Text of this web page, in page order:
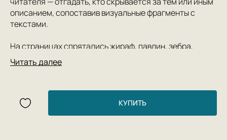
описанием, сопоставив визуальные фрагменты с
текстами.
На страницах спрятались жираф, павлин, зебра,
броненосец и многие другие — целых 14 животных и
птиц! Забавная, увлекательная, развивающая
головоломки и яркие смешные картинки.
Эта книга вдохновит малышей и их родителей на
Читать далее
КУПИТЬ